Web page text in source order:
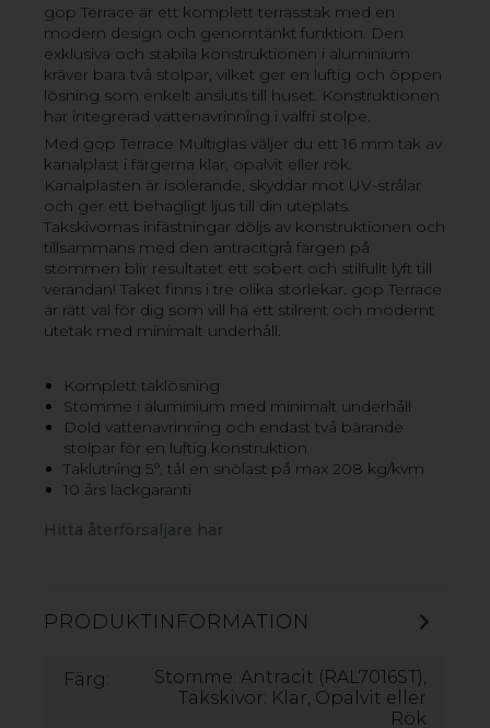
gop Terrace är ett komplett terrasstak med en
modern design och genomtänkt funktion. Den
exklusiva och stabila konstruktionen i aluminium
kräver bara två stolpar, vilket ger en luftig och öppen
lösning som enkelt ansluts till huset. Konstruktionen
har integrerad vattenavrinning i valfri stolpe.
Med gop Terrace Multiglas väljer du ett 16 mm tak av
kanalplast i färgerna klar, opalvit eller rök.
Kanalplasten är isolerande, skyddar mot UV-strålar
och ger ett behagligt ljus till din uteplats.
Takskivornas infästningar döljs av konstruktionen och
tillsammans med den antracitgrå färgen på
stommen blir resultatet ett sobert och stilfullt lyft till
verandan! Taket finns i tre olika storlekar. gop Terrace
är rätt val för dig som vill ha ett stilrent och modernt
utetak med minimalt underhåll.
Komplett taklösning
Stomme i aluminium med minimalt underhåll
Dold vattenavrinning och endast två bärande
stolpar för en luftig konstruktion
Taklutning 5°, tål en snölast på max 208 kg/kvm
10 års lackgaranti
Hitta återförsäljare här
PRODUKTINFORMATION
Färg:
Stomme: Antracit (RAL7016ST),
Takskivor: Klar, Opalvit eller
Rök
GOP OLYMPIA ALTANTAK
Komplett altantak med kanalplasttak och stomme av
pulverlackerat aluminium. Snabb och enkelt gör-det-
själv montering och minimalt underhåll. Takskivor av
slagtålig 16 mm polykarbonat med kanalkonstruktion
och 100 % UV-skydd. Robust rostbeständig
pulverlackerad aluminumkonstruktion (8 x 8 cm
aluminiumstommar) med galvaniserade stålbeslag.
Taket ger ett behagligt ljusinsläpp och har inbyggda
rännor som leder bort regnvatten. Anpassa gop
justerbara takets höjd och de flyttbara stolparna. gop
Olympia finns tillgänglig i grå och vit stomme samt i
flera olika längder.
GOP OLYMPIA ALTANTAK